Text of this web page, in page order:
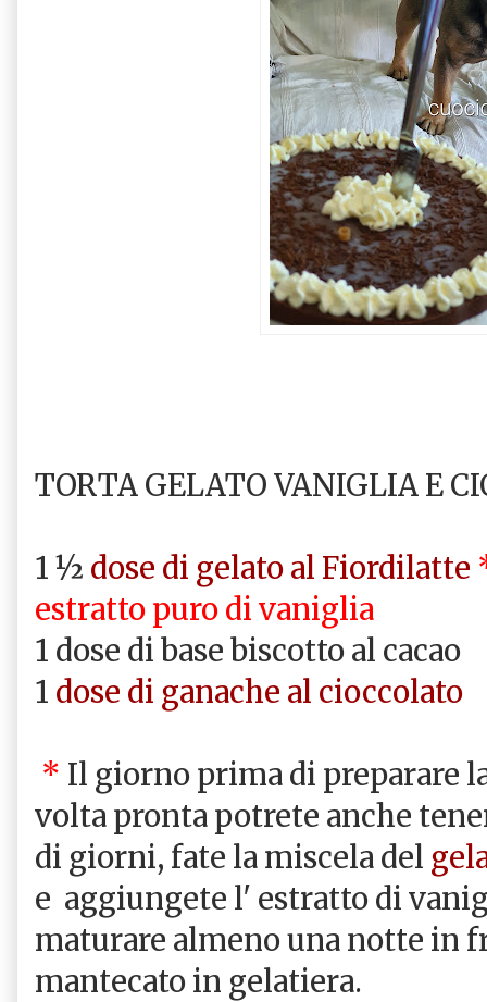
TORTA GELATO VANIGLIA E
1 ½ dose di gelato al Fiordilatte
estratto puro di vaniglia
1 dose di base biscotto al cacao
1 dose di ganache al cioccolato
* Il giorno prima di preparare
volta pronta potrete anche
di giorni, fate la miscela del
e aggiungete l' estratto di
maturare almeno una notte in
mantecato in gelatiera.